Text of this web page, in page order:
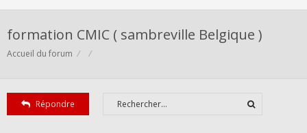
formation CMIC ( sambreville Belgique )
Accueil du forum
Répondre